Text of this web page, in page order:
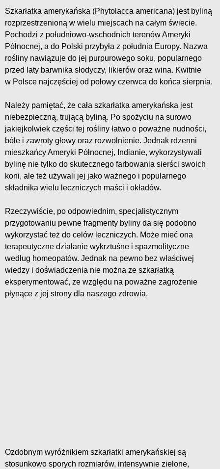
Szkarłatka amerykańska (Phytolacca americana) jest byliną
rozprzestrzenioną w wielu miejscach na całym świecie.
Pochodzi z południowo-wschodnich terenów Ameryki
Północnej, a do Polski przybyła z południa Europy. Nazwa
rośliny nawiązuje do jej purpurowego soku, popularnego
przed laty barwnika słodyczy, likierów oraz wina. Kwitnie
w Polsce najczęściej od połowy czerwca do końca sierpnia.
Należy pamiętać, że cała szkarłatka amerykańska jest
niebezpieczną, trującą byliną. Po spożyciu na surowo
jakiejkolwiek części tej rośliny łatwo o poważne nudności,
bóle i zawroty głowy oraz rozwolnienie. Jednak rdzenni
mieszkańcy Ameryki Północnej, Indianie, wykorzystywali
bylinę nie tylko do skutecznego farbowania sierści swoich
koni, ale też używali jej jako ważnego i popularnego
składnika wielu leczniczych maści i okładów.
Rzeczywiście, po odpowiednim, specjalistycznym
przygotowaniu pewne fragmenty byliny da się podobno
wykorzystać też do celów leczniczych. Może mieć ona
terapeutyczne działanie wykrztuśne i spazmolityczne
według homeopatów. Jednak na pewno bez właściwej
wiedzy i doświadczenia nie można ze szkarłatką
eksperymentować, ze względu na poważne zagrożenie
płynące z jej strony dla naszego zdrowia.
Ozdobnym wyróżnikiem szkarłatki amerykańskiej są
stosunkowo sporych rozmiarów, intensywnie zielone,